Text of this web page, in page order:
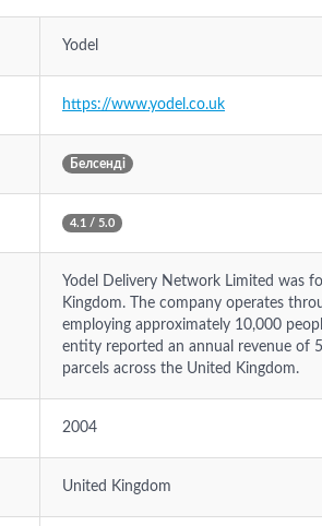
Yodel
https://www.yodel.co.uk
Белсенді
4.1 / 5.0
Yodel Delivery Network Limited was
Kingdom. The company operates
employing approximately 10,000
entity reported an annual revenue of
parcels across the United Kingdom.
2004
United Kingdom